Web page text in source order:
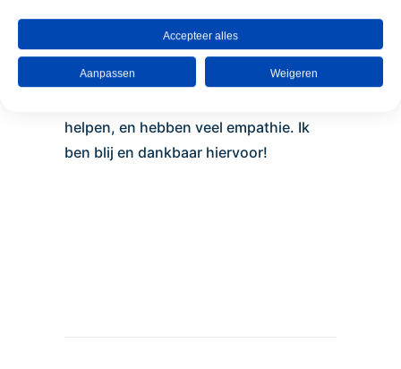
hun vak uitoefenen. Ik voel me niet snel
op mijn gemak bij mensen , maar zij
geven je een heel gerust en vertrouwd
helpen, en hebben veel empathie. Ik
ben blij en dankbaar hiervoor!
Accepteer alles
Aanpassen Weigeren